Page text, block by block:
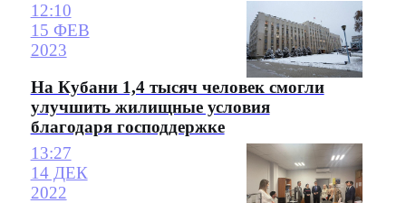
12:10
15 ФЕВ
2023
На Кубани 1,4 тысяч человек смогли
улучшить жилищные условия
благодаря господдержке
13:27
14 ДЕК
2022